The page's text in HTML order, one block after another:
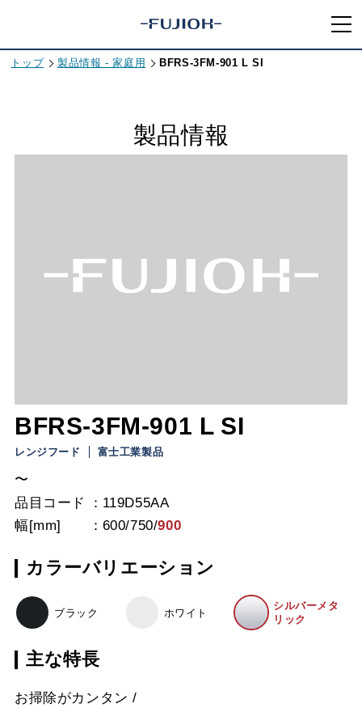
トップ 製品情報 - 家庭用 BFRS-3FM-901 L SI
製品情報
BFRS-3FM-901 L SI
レンジフード 富士工業製品
〜
品目コード
119D55AA
幅[mm]
600/750/900
カラーバリエーション
ブラック ホワイト
シルバーメタ
リック
主な特長
お掃除がカンタン